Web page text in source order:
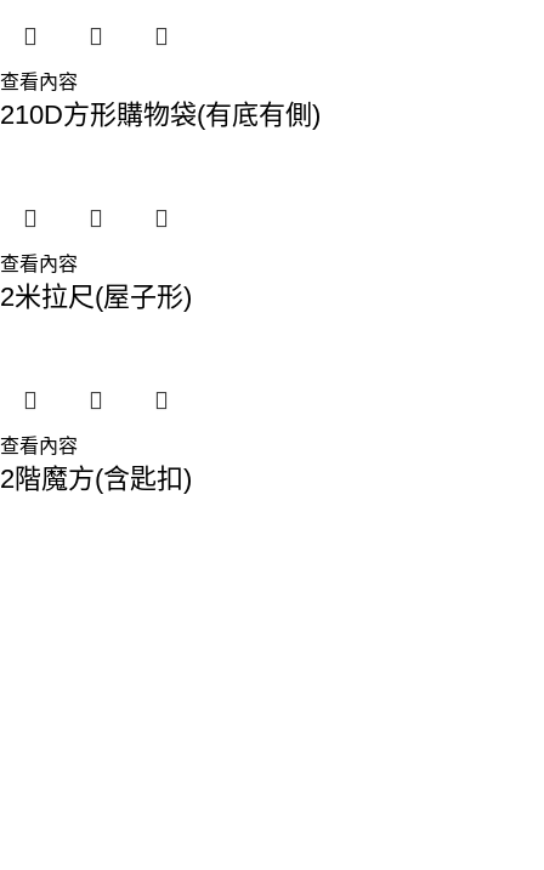
查看內容
210D方形購物袋(有底有側)
查看內容
2米拉尺(屋子形)
查看內容
2階魔方(含匙扣)